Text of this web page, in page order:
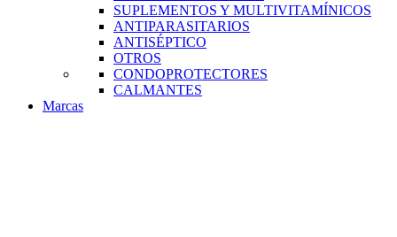
SUPLEMENTOS Y MULTIVITAMÍNICOS
ANTIPARASITARIOS
ANTISÉPTICO
OTROS
CONDOPROTECTORES
CALMANTES
Marcas